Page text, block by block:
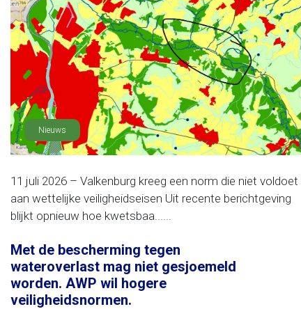
Nieuws
11 juli 2026 – Valkenburg kreeg een norm die niet voldoet
aan wettelijke veiligheidseisen Uit recente berichtgeving
blijkt opnieuw hoe kwetsbaa......
Met de bescherming tegen
wateroverlast mag niet gesjoemeld
worden. AWP wil hogere
veiligheidsnormen.